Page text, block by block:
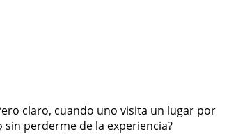
claro, cuando uno visita un lugar por
perderme de la experiencia?